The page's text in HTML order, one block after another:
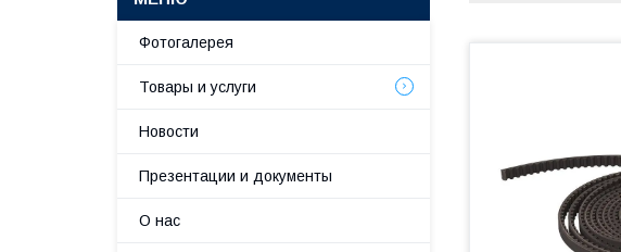
Фотогалерея
Товары и услуги
Новости
Презентации и документы
О нас